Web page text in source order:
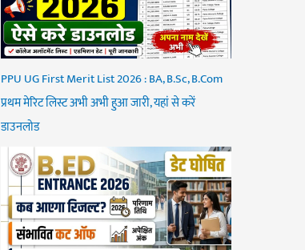
PPU UG First Merit List 2026 : BA, B.Sc, B.Com
प्रथम मेरिट लिस्ट अभी अभी हुआ जारी, यहां से करें
डाउनलोड